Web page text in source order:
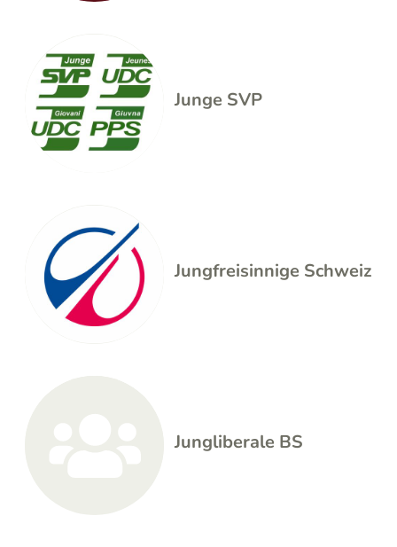
Junge SVP
Jungfreisinnige Schweiz
Jungliberale BS